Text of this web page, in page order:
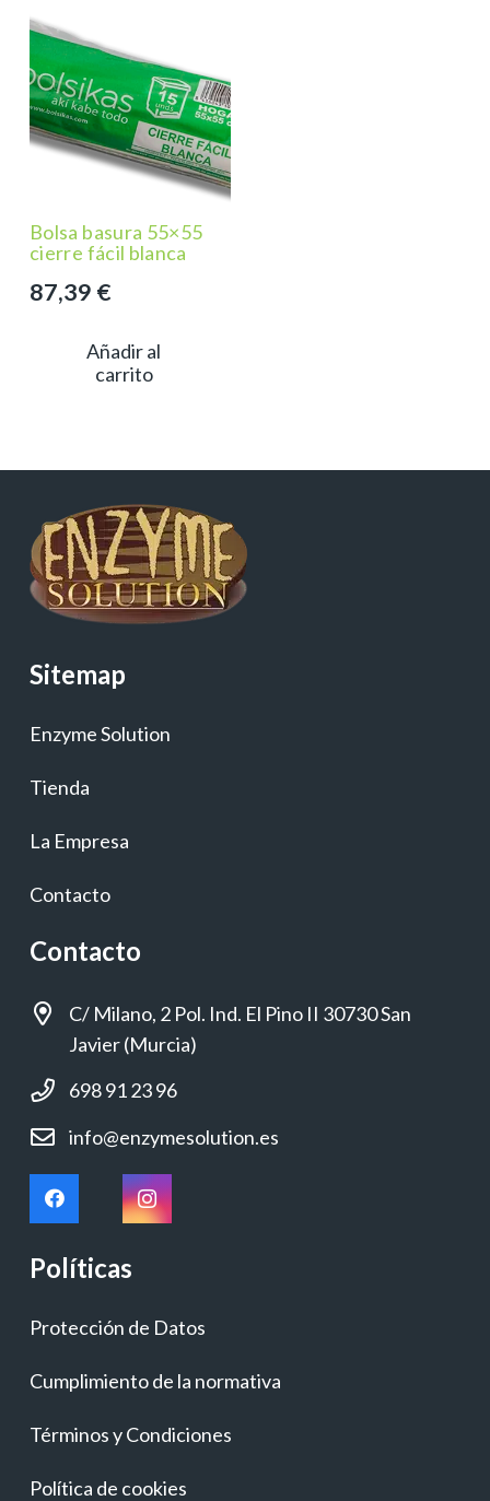
Bolsa basura 55×55
cierre fácil blanca
87,39 €
Añadir al
carrito
Sitemap
Enzyme Solution
Tienda
La Empresa
Contacto
Contacto
C/ Milano, 2 Pol. Ind. El Pino II 30730 San
Javier (Murcia)
698 91 23 96
info@enzymesolution.es
Políticas
Protección de Datos
Cumplimiento de la normativa
Términos y Condiciones
Política de cookies